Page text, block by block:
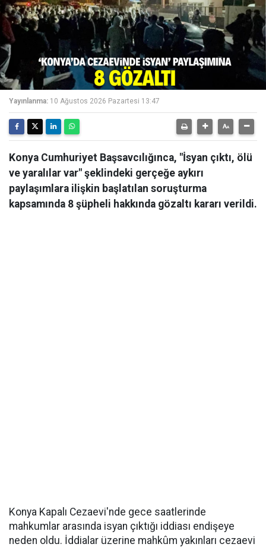
Yayınlanma: 10 Ağustos 2026 Pazartesi 13:47
Konya Cumhuriyet Başsavcılığınca, "İsyan çıktı, ölü
ve yaralılar var" şeklindeki gerçeğe aykırı
paylaşımlara ilişkin başlatılan soruşturma
kapsamında 8 şüpheli hakkında gözaltı kararı verildi.
Konya Kapalı Cezaevi'nde gece saatlerinde
mahkumlar arasında isyan çıktığı iddiası endişeye
neden oldu. İddialar üzerine mahkûm yakınları cezaevi